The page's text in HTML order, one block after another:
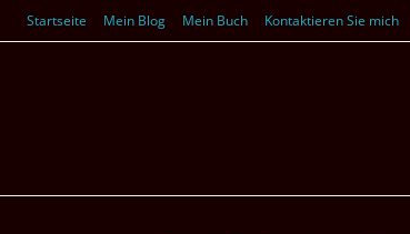
Startseite Mein Blog Mein Buch Kontaktieren Sie mich